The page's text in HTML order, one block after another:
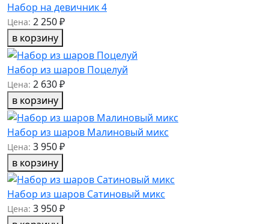
Набор на девичник 4
Цена: 2 250 ₽
в корзину
Набор из шаров Поцелуй
Цена: 2 630 ₽
в корзину
Набор из шаров Малиновый микс
Цена: 3 950 ₽
в корзину
Набор из шаров Сатиновый микс
Цена: 3 950 ₽